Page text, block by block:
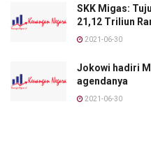
SKK Migas:
21,12 Triliun
2021-06-30
Jokowi hadiri
agendanya
2021-06-30